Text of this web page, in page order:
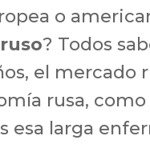
o
? Todos
el mercado
rusa,
esa larga